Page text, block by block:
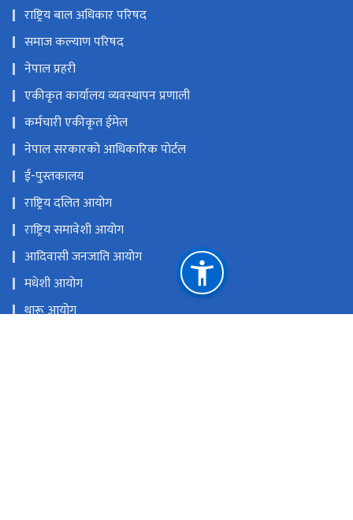
राष्ट्रिय बाल अधिकार परिषद
समाज कल्याण परिषद
नेपाल प्रहरी
एकीकृत कार्यालय व्यवस्थापन प्रणाली
कर्मचारी एकीकृत ईमेल
नेपाल सरकारको आधिकारिक पोर्टल
ई-पुस्तकालय
राष्ट्रिय दलित आयोग
राष्ट्रिय समावेशी आयोग
आदिवासी जनजाति आयोग
मधेशी आयोग
थारू आयोग